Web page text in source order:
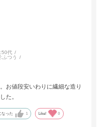
50代
: ふつう
お値段安いわりに繊細な造り
た。
なった 1 Like! 0